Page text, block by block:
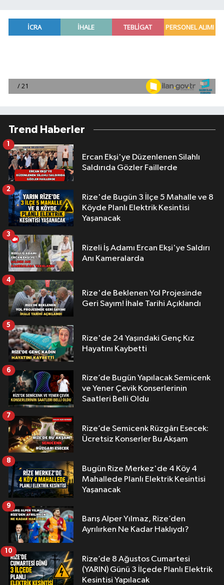
Trend Haberler
Ercan Ekşi'ye Düzenlenen Silahlı
Saldırıda Gözler Faillerde
1
Rize'de Bugün 3 İlçe 5 Mahalle ve 8
Köyde Planlı Elektrik Kesintisi
Yaşanacak
2
Rizeli İş Adamı Ercan Ekşi'ye Saldırı
Anı Kameralarda
3
Rize'de Beklenen Yol Projesinde
Geri Sayım! İhale Tarihi Açıklandı
4
Rize'de 24 Yaşındaki Genç Kız
Hayatını Kaybetti
5
Rize’de Bugün Yapılacak Semicenk
ve Yener Çevik Konserlerinin
Saatleri Belli Oldu
6
Rize’de Semicenk Rüzgârı Esecek:
Ücretsiz Konserler Bu Akşam
7
Bugün Rize Merkez'de 4 Köy 4
Mahallede Planlı Elektrik Kesintisi
Yaşanacak
8
Barış Alper Yılmaz, Rize’den
Ayrılırken Ne Kadar Haklıydı?
9
Rize’de 8 Ağustos Cumartesi
(YARIN) Günü 3 İlçede Planlı Elektrik
Kesintisi Yapılacak
10